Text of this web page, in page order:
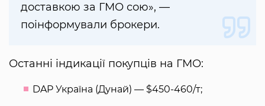
доставкою за ГМО сою», —
поінформували брокери.
Останні індикації покупців на ГМО:
DAP Україна (Дунай) — $450-460/т;